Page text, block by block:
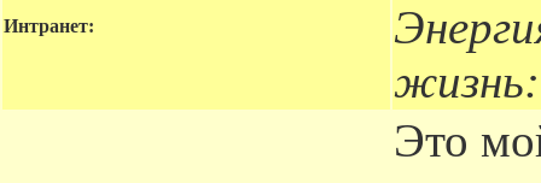
Интранет:
жизнь:
Это